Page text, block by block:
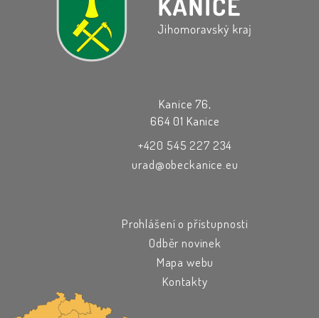
Kanice 76,
664 01 Kanice
+420 545 227 234
urad@obeckanice.eu
Prohlášení o přístupnosti
Odběr novinek
Mapa webu
Kontakty